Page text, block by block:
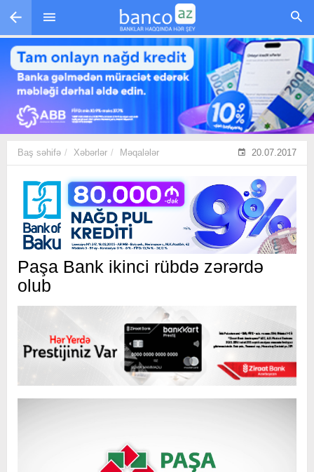
Skip to main content
Baş səhifə Xəbərlər Məqalələr 20.07.2017
Paşa Bank ikinci rübdə zərərdə
olub